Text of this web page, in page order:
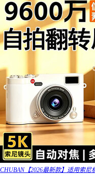
CHUBAN【2026最新款】适用索